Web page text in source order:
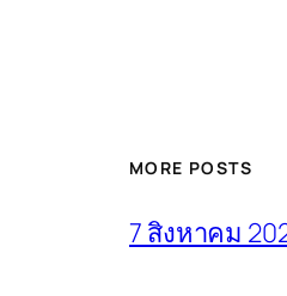
MORE POSTS
7 สิงหาคม